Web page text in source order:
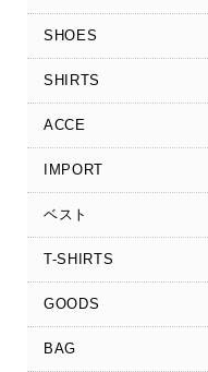
SHOES
SHIRTS
ACCE
IMPORT
ベスト
T-SHIRTS
GOODS
BAG